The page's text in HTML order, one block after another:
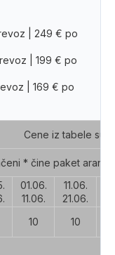
| 249 € po
| 199 € po
| 169 € po
Cene iz tabele su
* čine paket
01.06.
11.06.
11.06.
21.06.
10 10